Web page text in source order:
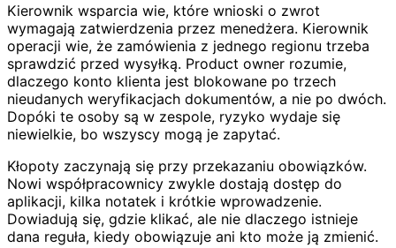
Kierownik wsparcia wie, które wnioski o zwrot
wymagają zatwierdzenia przez menedżera. Kierownik
operacji wie, że zamówienia z jednego regionu trzeba
sprawdzić przed wysyłką. Product owner rozumie,
dlaczego konto klienta jest blokowane po trzech
nieudanych weryfikacjach dokumentów, a nie po dwóch.
Dopóki te osoby są w zespole, ryzyko wydaje się
niewielkie, bo wszyscy mogą je zapytać.
Kłopoty zaczynają się przy przekazaniu obowiązków.
Nowi współpracownicy zwykle dostają dostęp do
aplikacji, kilka notatek i krótkie wprowadzenie.
Dowiadują się, gdzie klikać, ale nie dlaczego istnieje
dana reguła, kiedy obowiązuje ani kto może ją zmienić.